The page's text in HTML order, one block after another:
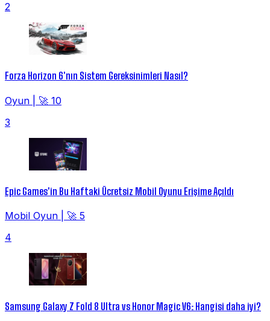
2
Forza Horizon 6'nın Sistem Gereksinimleri Nasıl?
Oyun
🚀 10
3
Epic Games'in Bu Haftaki Ücretsiz Mobil Oyunu Erişime Açıldı
Mobil Oyun
🚀 5
4
Samsung Galaxy Z Fold 8 Ultra vs Honor Magic V6: Hangisi daha iyi?